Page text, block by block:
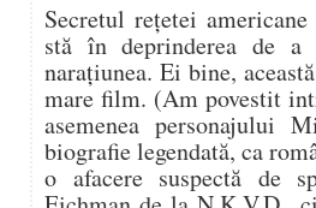
Secretul reţetei
stă în deprinderea de
naraţiunea. Ei bine,
mare film. (Am povestit
asemenea personajului
biografie legendată, ca
o afacere suspectă de